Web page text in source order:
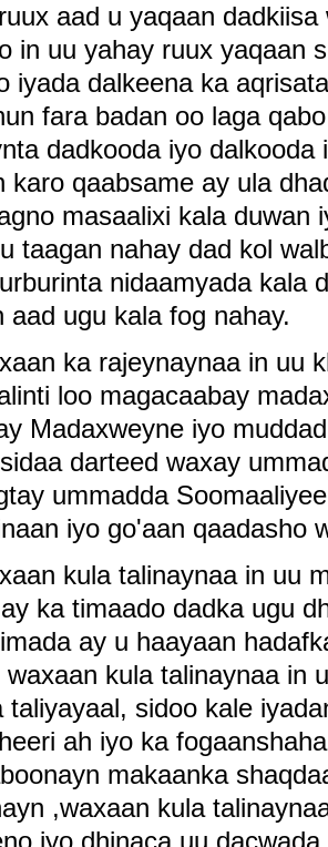
aad u yaqaan
in uu yahay ruux yaqaan
iyada dalkeena ka
fara badan oo laga
dadkooda iyo
karo qaabsame ay ula
masaalixi kala duwan
taagan nahay dad kol
nidaamyada kala
aad ugu kala fog nahay.
ka rajeynaynaa in uu
loo magacaabay
Madaxweyne iyo
darteed waxay
ummadda
iyo go'aan qaadasho
kula talinaynaa in uu
ka timaado dadka ugu
ay u haayaan
kula talinaynaa in
taliyayaal, sidoo kale
ah iyo ka
makaanka
,waxaan kula
iyo dhinaca uu